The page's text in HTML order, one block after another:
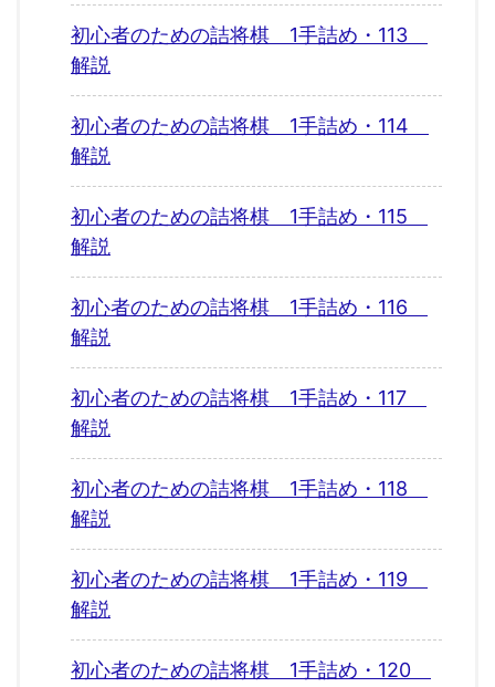
初心者のための詰将棋 1手詰め・113
解説
初心者のための詰将棋 1手詰め・114
解説
初心者のための詰将棋 1手詰め・115
解説
初心者のための詰将棋 1手詰め・116
解説
初心者のための詰将棋 1手詰め・117
解説
初心者のための詰将棋 1手詰め・118
解説
初心者のための詰将棋 1手詰め・119
解説
初心者のための詰将棋 1手詰め・120